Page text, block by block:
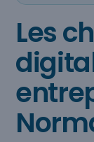
Les